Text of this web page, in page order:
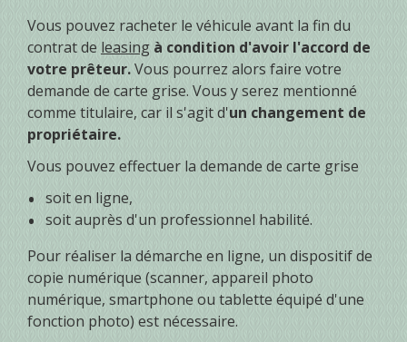
Vous pouvez racheter le véhicule avant la fin du
contrat de leasing à condition d'avoir l'accord de
votre prêteur.Vous pourrez alors faire votre
demande de carte grise. Vous y serez mentionné
comme titulaire, car il s'agit d'un changement de
propriétaire.
Vous pouvez effectuer la demande de carte grise
soit en ligne,
soit auprès d'un professionnel habilité.
Pour réaliser la démarche en ligne, un dispositif de
copie numérique (scanner, appareil photo
numérique, smartphone ou tablette équipé d'une
fonction photo) est nécessaire.